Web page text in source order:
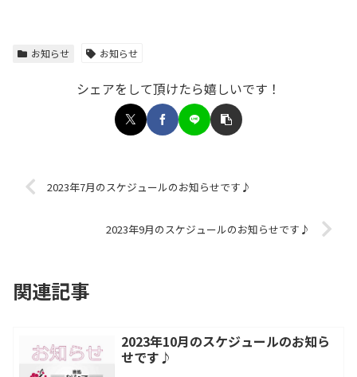
お知らせ お知らせ
シェアをして頂けたら嬉しいです！
2023年7月のスケジュールのお知らせです♪
2023年9月のスケジュールのお知らせです♪
関連記事
2023年10月のスケジュールのお知ら
せです♪